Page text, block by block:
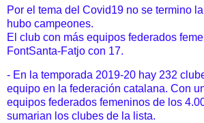
Por el tema del Covid19 no se termino
hubo campeones.
El club con más equipos federados
FontSanta-Fatjo con 17.
- En la temporada 2019-20 hay 232
equipo en la federación catalana. Con
equipos federados femeninos de los
sumarian los clubes de la lista.